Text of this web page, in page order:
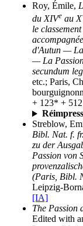
Roy, Émile,
du XIVe au
le
d'Autun — La
— La
secundum
etc.; Paris,
+ 123* +
Streblow,
Bibl. Nat. f.
zu der
Passion von
(Paris, Bibl.
Leipzig-
[IA]
The Passion
Edited with